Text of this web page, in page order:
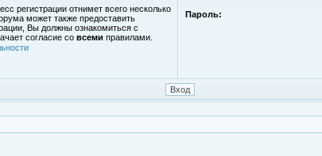
регистрации отнимет всего несколько
может также предоставить
Вы должны ознакомиться с
согласие со всеми правилами.
Пароль: